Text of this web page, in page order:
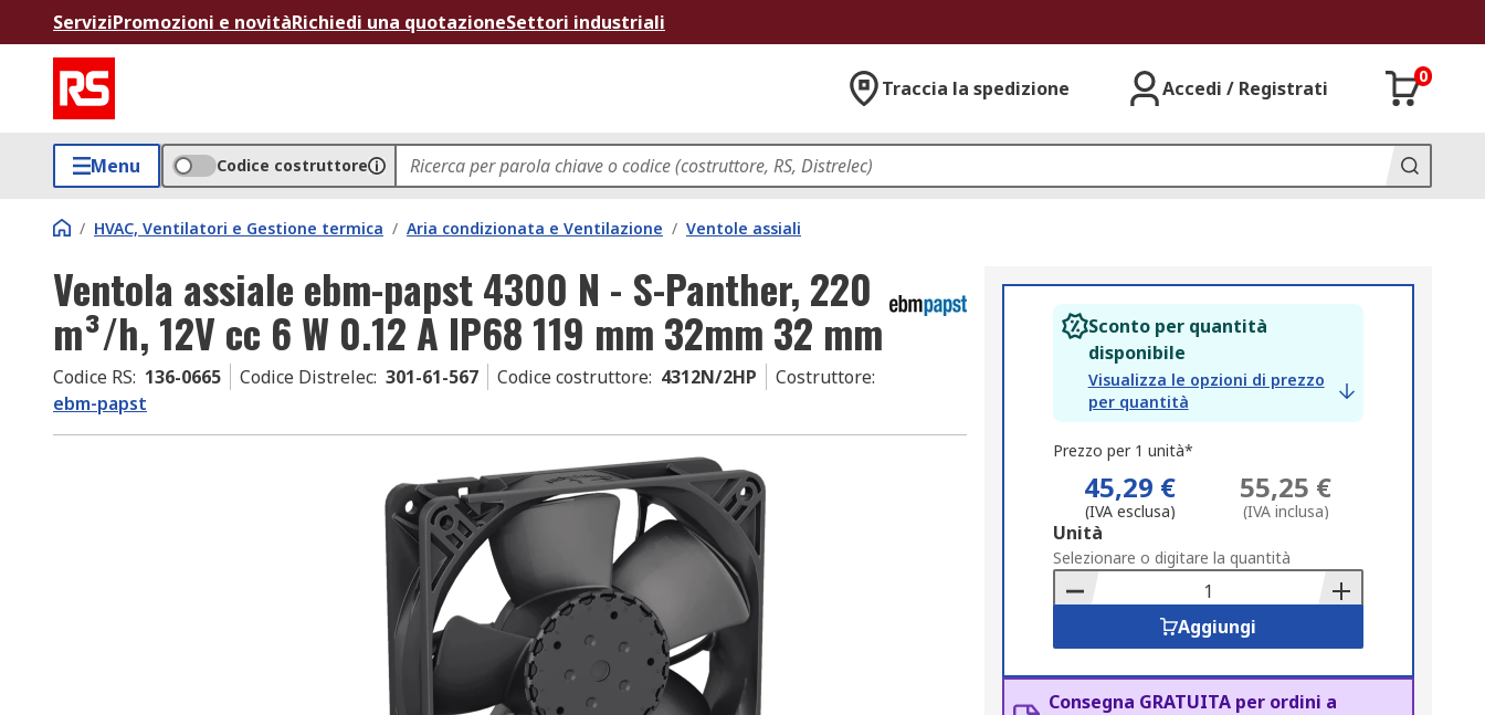
ServiziPromozioni e novitàRichiedi una quotazioneSettori industriali
Traccia la spedizione Accedi / Registrati
0
Menu Codice costruttore
/ HVAC, Ventilatori e Gestione termica / Aria condizionata e Ventilazione / Ventole assiali
Ventola assiale ebm-papst 4300 N - S-Panther, 220
m³/h, 12V cc 6 W 0.12 A IP68 119 mm 32mm 32 mm
Codice RS: 136-0665 Codice Distrelec: 301-61-567 Codice costruttore: 4312N/2HP Costruttore:
ebm-papst
Sconto per quantità
disponibile
Visualizza le opzioni di prezzo
per quantità
Prezzo per 1 unità*
45,29 €
(IVA esclusa)
55,25 €
(IVA inclusa)
Add
to
Basket
Unità
Selezionare o digitare la quantità
Aggiungi
Consegna GRATUITA per ordini a